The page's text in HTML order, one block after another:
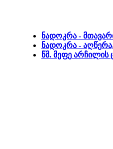
ნადოკრა -
ნადოკრა -
წმ. მეფე არჩილის